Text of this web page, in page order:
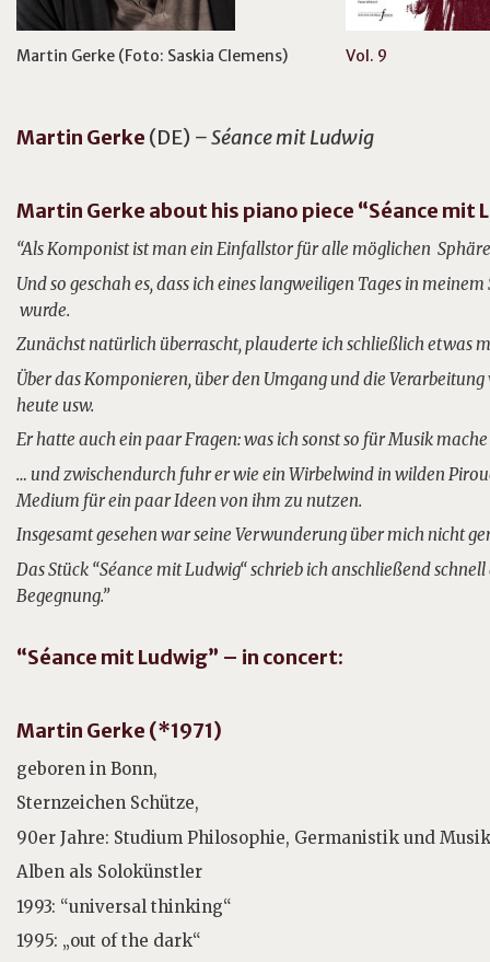
Martin Gerke (Foto: Saskia Clemens) Vol. 9
Martin Gerke (DE) – Séance mit Ludwig
Martin Gerke about his piano piece “Séance mit
“Als Komponist ist man ein Einfallstor für alle möglichen
Und so geschah es, dass ich eines langweiligen Tages in
wurde.
Zunächst natürlich überrascht, plauderte ich schließlich etwas
Über das Komponieren, über den Umgang und die
heute usw.
Er hatte auch ein paar Fragen: was ich sonst so für Musik
… und zwischendurch fuhr er wie ein Wirbelwind in wilden
Medium für ein paar Ideen von ihm zu nutzen.
Insgesamt gesehen war seine Verwunderung über mich nicht
Das Stück “Séance mit Ludwig“ schrieb ich anschließend
Begegnung.”
“Séance mit Ludwig” – in concert:
Martin Gerke (*1971)
geboren in Bonn,
Sternzeichen Schütze,
90er Jahre: Studium Philosophie, Germanistik und
Alben als Solokünstler
1993: “universal thinking“
1995: „out of the dark“